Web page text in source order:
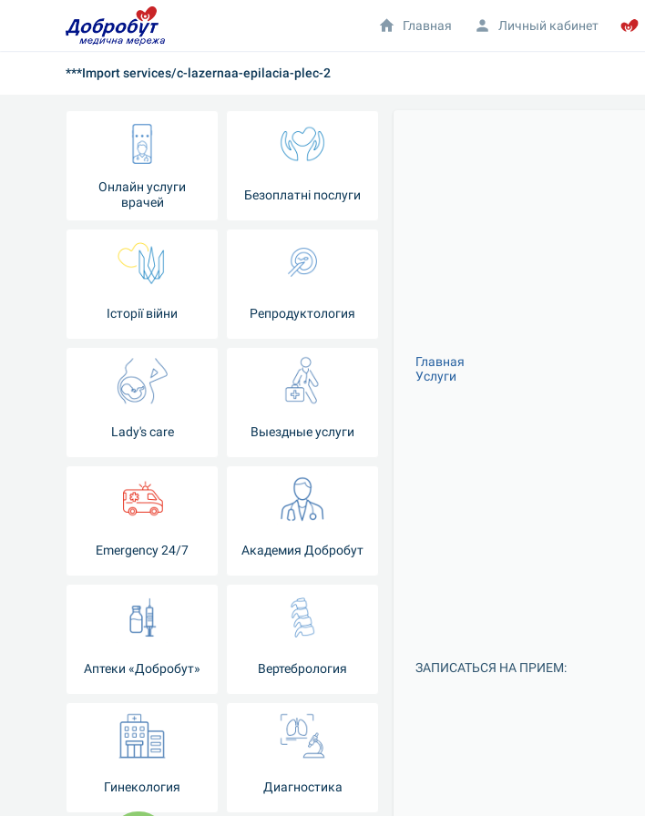
***Import services/c-lazernaa-epilacia-plec-2
Онлайн услуги
врачей
Безоплатні послуги
Iсторії війни Репродуктология
Lady's care Выездные услуги
Emergency 24/7 Академия Добробут
Аптеки «Добробут» Вертебрология
Гинекология Диагностика
Главная
Услуги
ЗАПИСАТЬСЯ НА ПРИЕМ:
Главная Личный кабинет